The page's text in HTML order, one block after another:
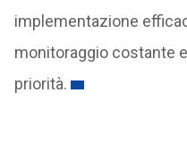
implementazione
monitoraggio costante
priorità.